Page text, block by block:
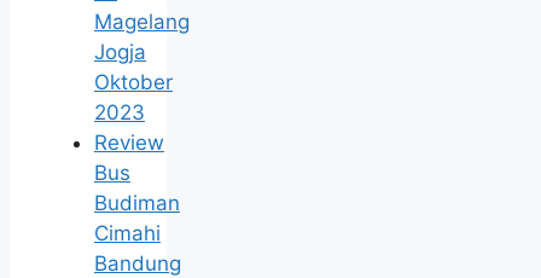
Magelang
Jogja
Oktober
2023
Review
Bus
Budiman
Cimahi
Bandung